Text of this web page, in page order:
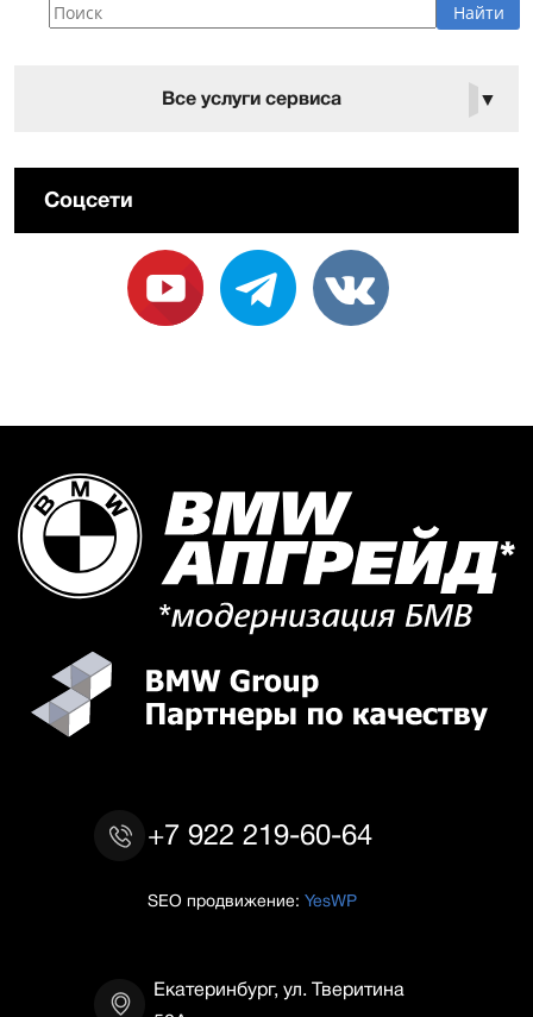
Все услуги сервиса ▼
Соцсети
+7 922 219-60-64
SEO продвижение: YesWP
Екатеринбург, ул. Тверитина